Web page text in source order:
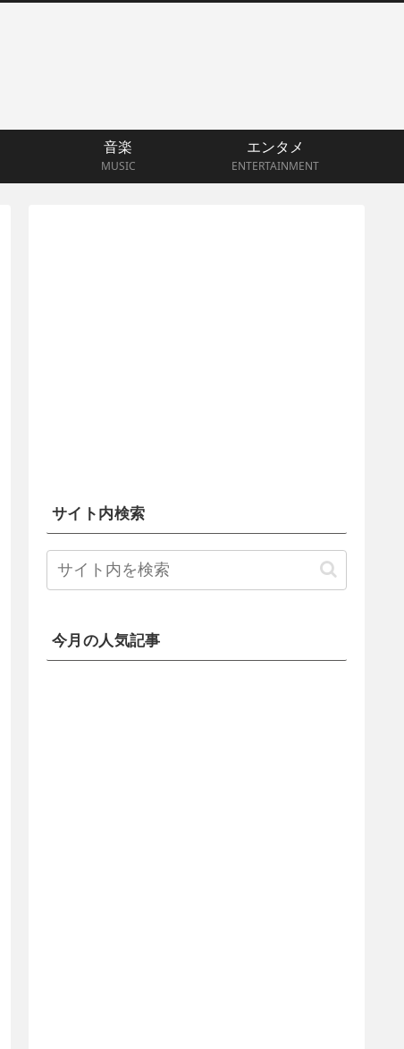
音楽
MUSIC
エンタメ
ENTERTAINMENT
サイト内検索
今月の人気記事